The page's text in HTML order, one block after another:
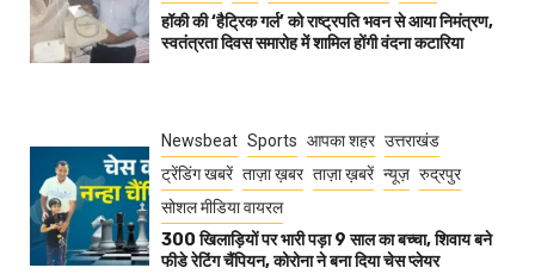
हॉकी की ‘हैट्रिक गर्ल’ को राष्ट्रपति भवन से आया निमंत्रण,
स्वतंत्रता दिवस समारोह में शामिल होंगी वंदना कटारिया
Newsbeat Sports आपका शहर उत्तराखंड
ट्रेंडिंग खबरें ताज़ा ख़बर ताज़ा ख़बरें न्यूज़ रुद्रपुर
सोशल मीडिया वायरल
300 खिलाड़ियों पर भारी पड़ा 9 साल का बच्चा, शिवाय बने
फीडे रेटिंग चैंपियन, कोरोना ने बना दिया चेस प्लेयर